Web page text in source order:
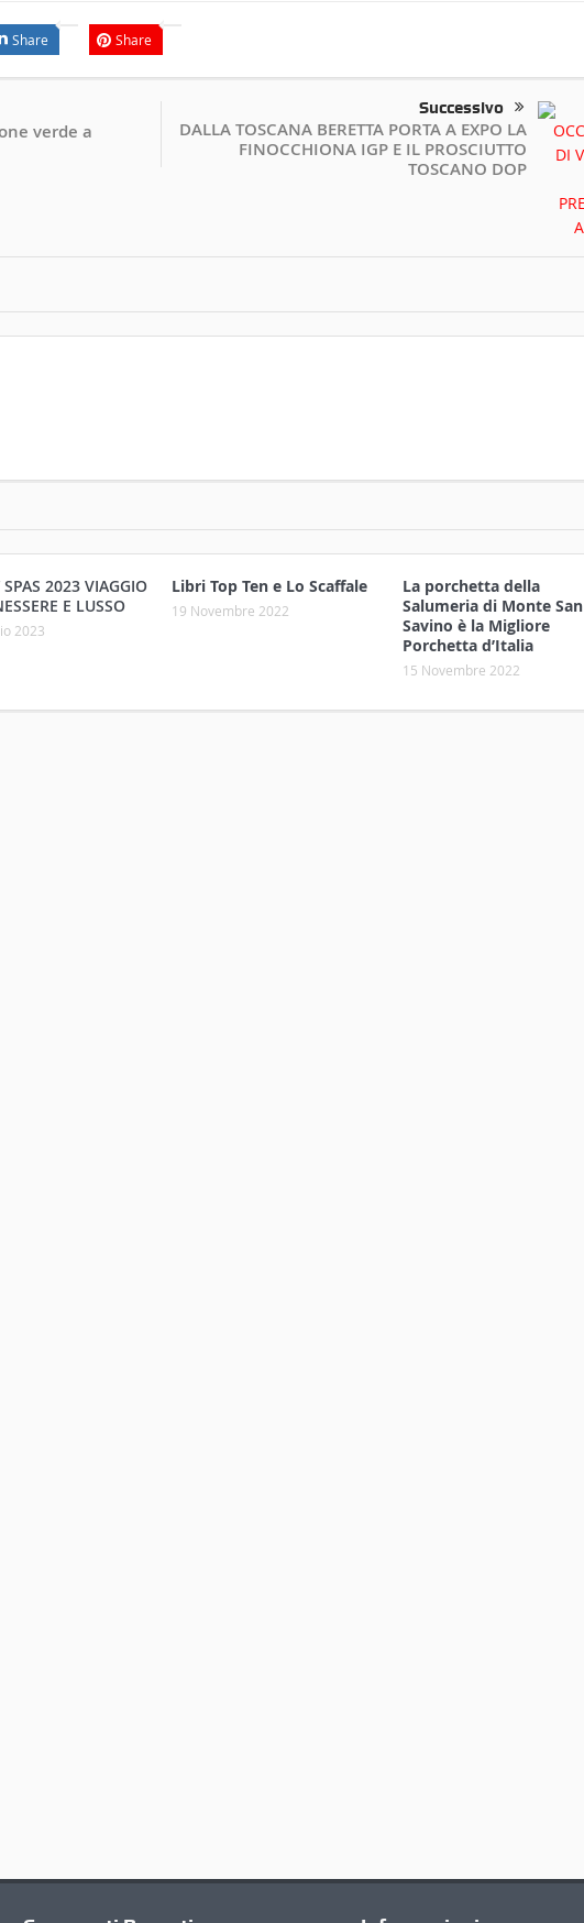
Share Share
verde a
Successivo
DALLA TOSCANA BERETTA PORTA A EXPO LA
FINOCCHIONA IGP E IL PROSCIUTTO
TOSCANO DOP
SPAS 2023 VIAGGIO
E LUSSO
2023
Libri Top Ten e Lo Scaffale
19 Novembre 2022
La porchetta della
Salumeria di Monte San
Savino è la Migliore
Porchetta d’Italia
15 Novembre 2022